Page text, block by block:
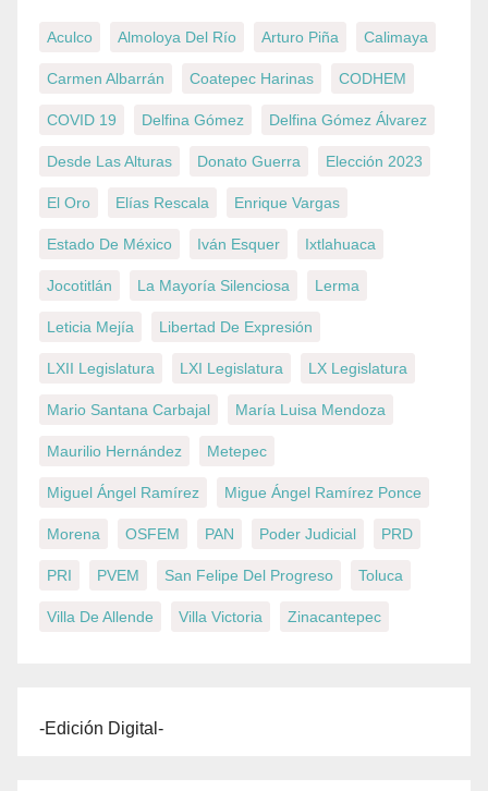
Aculco Almoloya Del Río Arturo Piña Calimaya
Carmen Albarrán Coatepec Harinas CODHEM
COVID 19 Delfina Gómez Delfina Gómez Álvarez
Desde Las Alturas Donato Guerra Elección 2023
El Oro Elías Rescala Enrique Vargas
Estado De México Iván Esquer Ixtlahuaca
Jocotitlán La Mayoría Silenciosa Lerma
Leticia Mejía Libertad De Expresión
LXII Legislatura LXI Legislatura LX Legislatura
Mario Santana Carbajal María Luisa Mendoza
Maurilio Hernández Metepec
Miguel Ángel Ramírez Migue Ángel Ramírez Ponce
Morena OSFEM PAN Poder Judicial PRD
PRI PVEM San Felipe Del Progreso Toluca
Villa De Allende Villa Victoria Zinacantepec
-Edición Digital-